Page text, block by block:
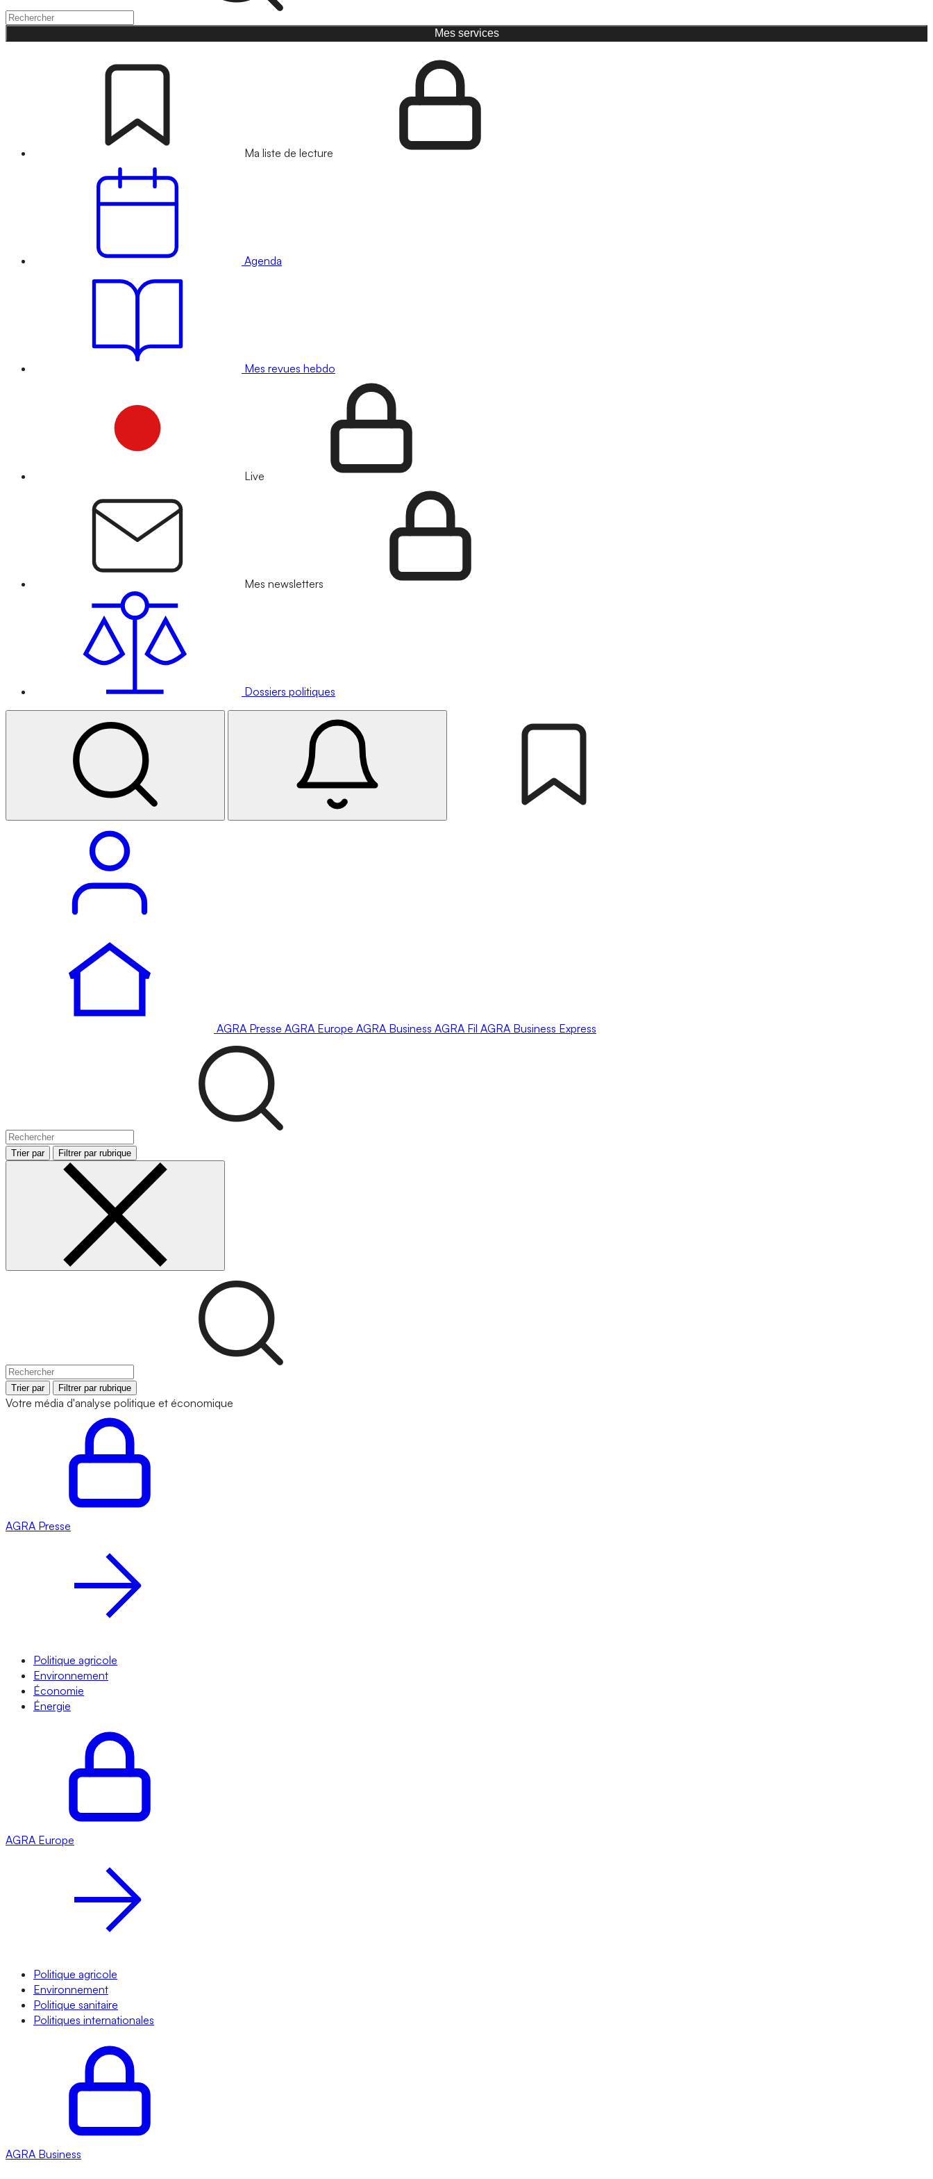
Mes services
Ma liste de lecture
Agenda
Mes revues hebdo
Live
Mes newsletters
Dossiers politiques
AGRA Presse AGRA Europe AGRA Business AGRA Fil AGRA Business Express
Trier par Filtrer par rubrique
Trier par Filtrer par rubrique
Votre média d'analyse politique et économique
AGRA Presse
Politique agricole
Environnement
Économie
Énergie
AGRA Europe
Politique agricole
Environnement
Politique sanitaire
Politiques internationales
AGRA Business